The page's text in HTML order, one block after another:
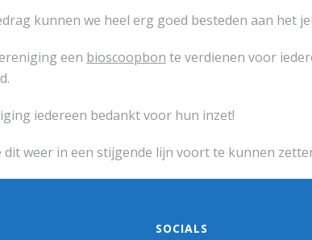
kunnen we heel erg goed besteden aan het
een bioscoopbon te verdienen voor
iedereen bedankt voor hun inzet!
weer in een stijgende lijn voort te kunnen
SOCIALS